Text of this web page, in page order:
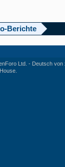
Berichte
Ltd. - Deutsch